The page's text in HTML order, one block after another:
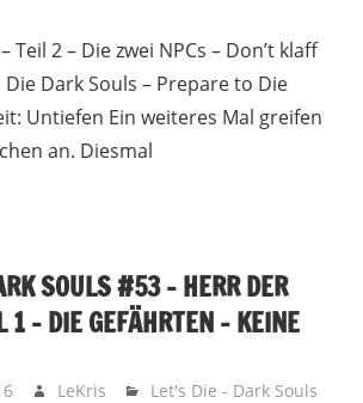
Teil 2 – Die zwei NPCs – Don’t klaff
Die Dark Souls – Prepare to Die
Untiefen Ein weiteres Mal greifen
an. Diesmal
SOULS #53 – HERR DER
1 – DIE GEFÄHRTEN – KEINE
LeKris
Let's Die - Dark Souls